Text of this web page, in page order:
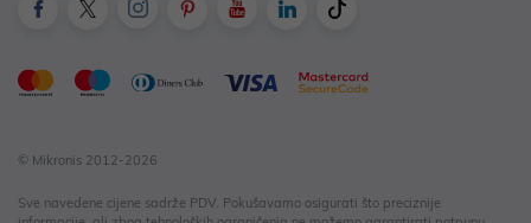
© Mikronis 2012-2026
Sve navedene cijene sadrže PDV. Pokušavamo osigurati što preciznije